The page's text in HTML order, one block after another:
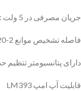
جریان مصرفی در 5 ولت : حدود 30 میلی آمپر
فاصله تشخیص موانع 2-20 سانتی متر
دارای پتانسیومتر
قابلیت آپ امپ LM393